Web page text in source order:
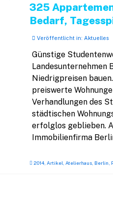
325
Bedarf,
Veröffentlicht in: Aktuelles
Günstige
Landesunternehmen
Niedrigpreisen
preiswerte
Verhandlungen des
städtischen
erfolglos geblieben.
Immobilienfirma
2014, Artikel Atelierhaus, Berlin